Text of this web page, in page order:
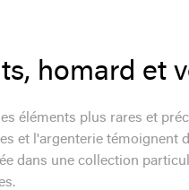
homard et
éléments plus rares et
et l'argenterie témoignent
dans une collection